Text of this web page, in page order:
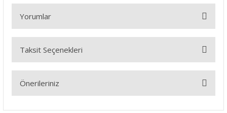
Yorumlar
Bu ürüne ilk yorumu siz yapın!
Taksit Seçenekleri
Önerileriniz